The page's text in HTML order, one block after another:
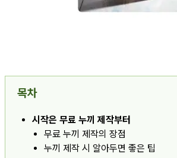
목차
시작은 무료 누끼 제작부터
무료 누끼 제작의 장점
누끼 제작 시 알아두면 좋은 팁